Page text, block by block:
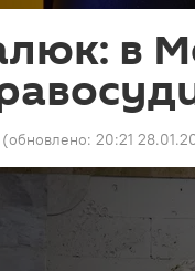
в
(обновлено: 20:21